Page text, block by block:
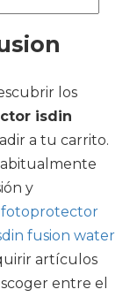
los
isdin
a tu carrito.
y
fotoprotector
fusion water
artículos
entre el